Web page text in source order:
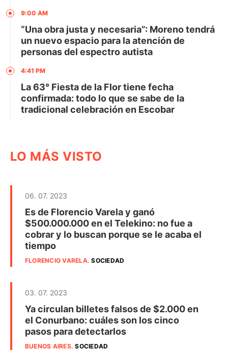
9:00 AM
“Una obra justa y necesaria”: Moreno tendrá
un nuevo espacio para la atención de
personas del espectro autista
4:41 PM
La 63° Fiesta de la Flor tiene fecha
confirmada: todo lo que se sabe de la
tradicional celebración en Escobar
LO MÁS VISTO
06. 07. 2023
Es de Florencio Varela y ganó
$500.000.000 en el Telekino: no fue a
cobrar y lo buscan porque se le acaba el
tiempo
FLORENCIO VARELA.SOCIEDAD
03. 07. 2023
Ya circulan billetes falsos de $2.000 en
el Conurbano: cuáles son los cinco
pasos para detectarlos
BUENOS AIRES.SOCIEDAD